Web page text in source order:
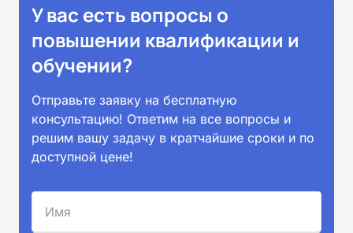
У вас есть вопросы о
повышении квалификации и
обучении?
Отправьте заявку на бесплатную
консультацию! Ответим на все вопросы и
решим вашу задачу в кратчайшие сроки и по
доступной цене!